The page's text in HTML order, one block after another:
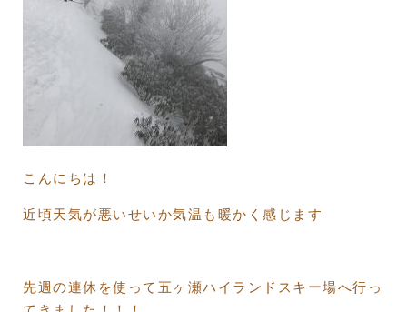
こんにちは！
近頃天気が悪いせいか気温も暖かく感じます
先週の連休を使って五ヶ瀬ハイランドスキー場へ行っ